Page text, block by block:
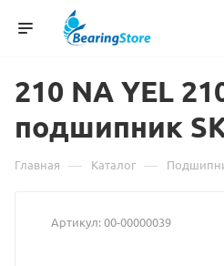
210 NA YEL
подшипник
Главная — Каталог —
Артикул:00-00000039